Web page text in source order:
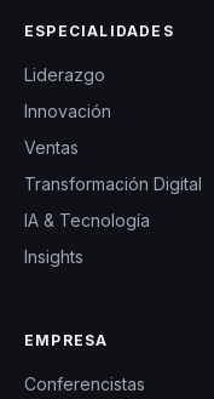
largo de su
carrera
deportiva. En
sus charlas,
narra cómo
desde joven
equilibrar su
ESPECIALIDADES
Liderazgo
Innovación
Ventas
Transformación Digital
IA & Tecnología
Insights
EMPRESA
Conferencistas